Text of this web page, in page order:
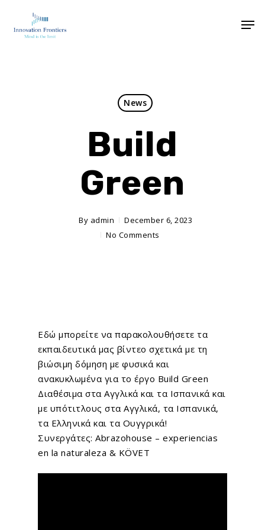
News
Build
Green
By admin
December 6, 2023
No Comments
Εδώ μπορείτε να παρακολουθήσετε τα
εκπαιδευτικά μας βίντεο σχετικά με τη
βιώσιμη δόμηση με φυσικά και
ανακυκλωμένα για το έργο Build Green
Διαθέσιμα στα Αγγλικά και τα Ισπανικά και
με υπότιτλους στα Αγγλικά, τα Ισπανικά,
τα Ελληνικά και τα Ουγγρικά!
Συνεργάτες: Abrazohouse – experiencias
en la naturaleza & KÖVET